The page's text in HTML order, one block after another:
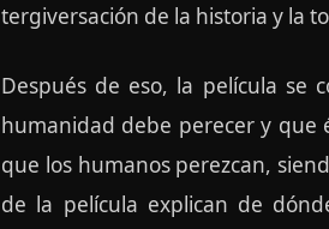
tergiversación de la historia y la
Después de eso, la película se
humanidad debe perecer y que
que los humanos perezcan,
de la película explican de